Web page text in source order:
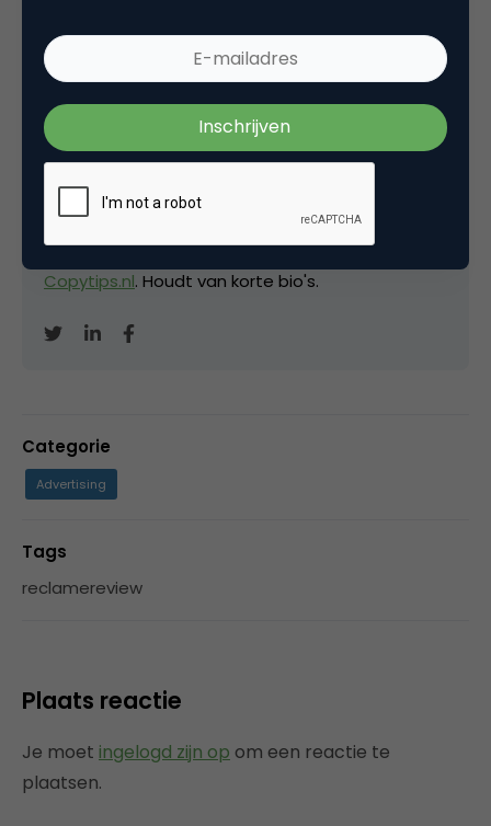
David Brinks
Eigenaar bijHardcopy
Freelance (SEO-)copywriter
en mede-oprichter
van deMetal Business Club. Blogt ook op
Copytips.nl. Houdt van korte bio's.
Categorie
Advertising
Tags
reclamereview
Plaats reactie
Je moet ingelogd zijn op om een reactie te
plaatsen.